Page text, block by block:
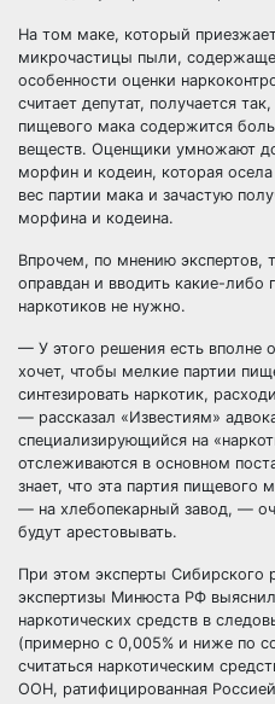
На том маке, который
микрочастицы пыли,
особенности оценки
считает депутат, получается
пищевого мака содержится
веществ. Оценщики умножают
морфин и кодеин, которая
вес партии мака и зачастую
морфина и кодеина.
Впрочем, по мнению экспертов,
оправдан и вводить какие-либо
наркотиков не нужно.
— У этого решения есть вполне
хочет, чтобы мелкие партии
синтезировать наркотик,
— рассказал «Известиям»
специализирующийся на
отслеживаются в основном
знает, что эта партия пищевого
— на хлебопекарный завод, —
будут арестовывать.
При этом эксперты Сибирского
экспертизы Минюста РФ
наркотических средств в
(примерно с 0,005% и ниже по
считаться наркотическим
ООН, ратифицированная